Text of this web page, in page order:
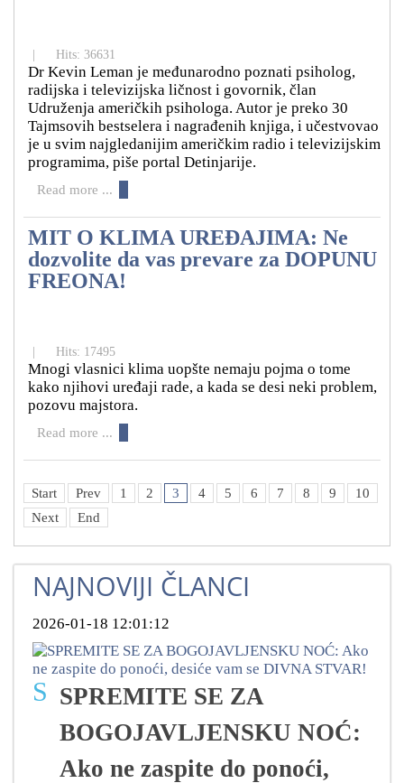
| Hits: 36631
Dr Kevin Leman je međunarodno poznati psiholog,
radijska i televizijska ličnost i govornik, član
Udruženja američkih psihologa. Autor je preko 30
Tajmsovih bestselera i nagrađenih knjiga, i učestvovao
je u svim najgledanijim američkim radio i televizijskim
programima, piše portal Detinjarije.
Read more ...
MIT O KLIMA UREĐAJIMA: Ne
dozvolite da vas prevare za DOPUNU
FREONA!
| Hits: 17495
Mnogi vlasnici klima uopšte nemaju pojma o tome
kako njihovi uređaji rade, a kada se desi neki problem,
pozovu majstora.
Read more ...
Start Prev 1 2 3 4 5 6 7 8 9
10
Next
End
NAJNOVIJI ČLANCI
2026-01-18 12:01:12
S SPREMITE SE ZA
BOGOJAVLJENSKU NOĆ:
Ako ne zaspite do ponoći,